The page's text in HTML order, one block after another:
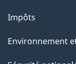
Impôts
Environnement